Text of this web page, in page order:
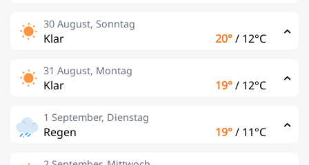
30 August, Sonntag
Klar 20°/ 12°C
31 August, Montag
Klar 19°/ 12°C
1 September, Dienstag
Regen 19°/ 11°C